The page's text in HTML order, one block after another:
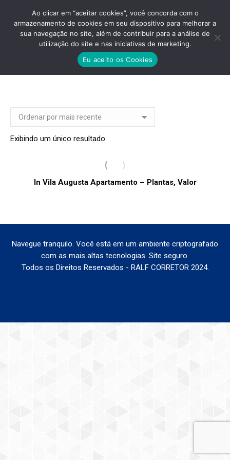
IN VILA AUGUSTA LANÇAMENTO
Você está aqui:
Exibindo um único resultado
In Vila Augusta Apartamento – Plantas, Valor
Navegue tranquilo. Você está em um ambiente criptografado
com as mais altas tecnologias. Site seguro.
Todos os Direitos Reservados - RALF CORRETOR 2024.
Ao clicar em “aceitar cookies”, você concorda com o
armazenamento de cookies em seu dispositivo para melhorar a
sua navegação no site, além de contribuir para a análise de
utilização do site e nas iniciativas de marketing.
Eu aceito os Cookies